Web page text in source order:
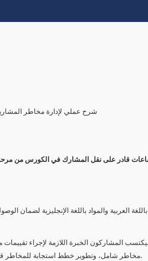
شرح عملي لإدارة مخاطر
مٌكثف لمدة 3 ساعات قادر على نقل المشارك في
باللغة العربية والمواد باللغة الإنجليزية
المشاركون الخبرة اللازمة لإجراء
مخاطر شامل، وتطوير خطط استجابة للمخاطر قوية. بالإضافة إلى ذلك، سيكتسبون المهارات لتقديم تقييمات المخاطر عبر لوحة معلومات فعالة.